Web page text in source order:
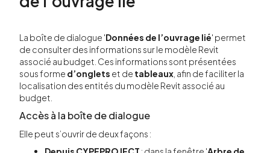
La boîte de dialogue 'Données de l’ouvrage lié' permet
de consulter des informations sur le modèle Revit
associé au budget. Ces informations sont présentées
sous forme d’onglets et de tableaux , afin de faciliter la
localisation des entités du modèle Revit associé au
budget.
Accès à la boîte de dialogue
Elle peut s’ouvrir de deux façons :